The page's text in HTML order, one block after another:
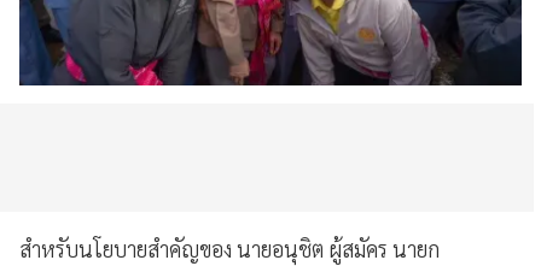
สำหรับนโยบายสำคัญของ นายอนุชิต ผู้สมัคร นายก